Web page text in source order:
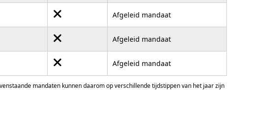
Afgeleid mandaat
Afgeleid mandaat
Afgeleid mandaat
mandaten kunnen daarom op verschillende tijdstippen van het jaar zijn